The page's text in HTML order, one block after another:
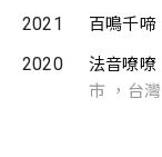
2021 百鳴千啼​
2020 法音嘹嘹
市 ，台灣